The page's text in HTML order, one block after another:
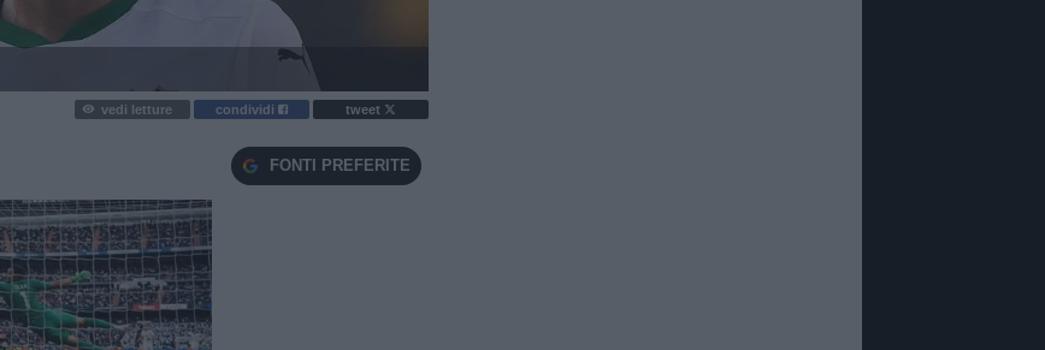
vedi letture condividi tweet
FONTI PREFERITE